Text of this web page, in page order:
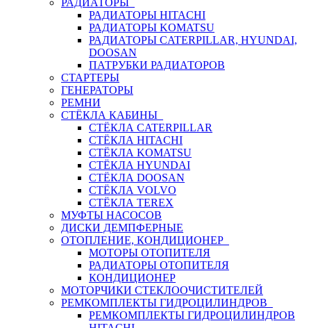
РАДИАТОРЫ
РАДИАТОРЫ HITACHI
РАДИАТОРЫ KOMATSU
РАДИАТОРЫ CATERPILLAR, HYUNDAI,
DOOSAN
ПАТРУБКИ РАДИАТОРОВ
СТАРТЕРЫ
ГЕНЕРАТОРЫ
РЕМНИ
СТЁКЛА КАБИНЫ
СТЁКЛА CATERPILLAR
СТЁКЛА HITACHI
СТЁКЛА KOMATSU
СТЁКЛА HYUNDAI
СТЁКЛА DOOSAN
СТЁКЛА VOLVO
СТЁКЛА TEREX
МУФТЫ НАСОСОВ
ДИСКИ ДЕМПФЕРНЫЕ
ОТОПЛЕНИЕ, КОНДИЦИОНЕР
МОТОРЫ ОТОПИТЕЛЯ
РАДИАТОРЫ ОТОПИТЕЛЯ
КОНДИЦИОНЕР
МОТОРЧИКИ СТЕКЛООЧИСТИТЕЛЕЙ
РЕМКОМПЛЕКТЫ ГИДРОЦИЛИНДРОВ
РЕМКОМПЛЕКТЫ ГИДРОЦИЛИНДРОВ